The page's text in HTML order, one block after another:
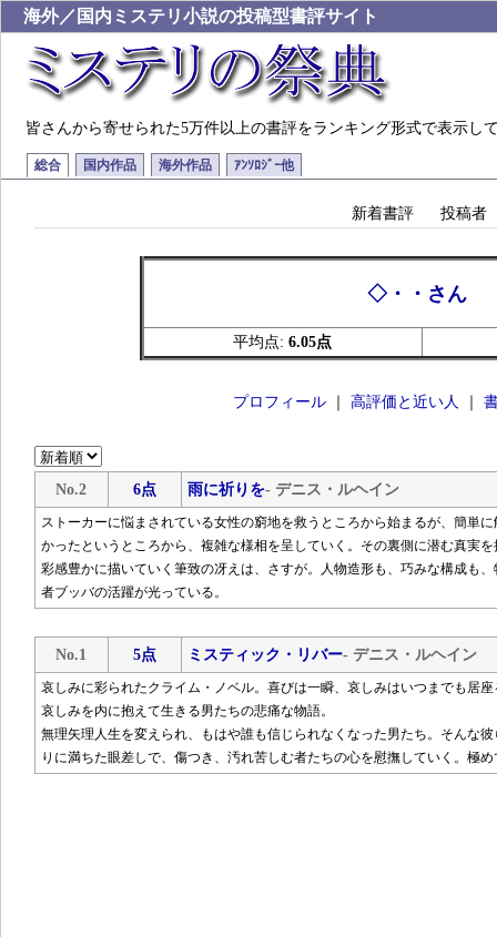
海外／国内ミステリ小説の投稿型書評サイト
皆さんから寄せられた5万件以上の書評をランキング形式で表示し
総合 国内作品 海外作品 ｱﾝｿﾛｼﾞｰ他
新着書評 投稿者
◇・・さん
平均点: 6.05点
プロフィール｜ 高評価と近い人
No.2 6点 雨に祈りを- デニス・ルヘイン
ストーカーに悩まされている女性の窮地を救うところから始まるが、簡単
かったというところから、複雑な様相を呈していく。その裏側に潜む真実
彩感豊かに描いていく筆致の冴えは、さすが。人物造形も、巧みな構成も
者ブッバの活躍が光っている。
No.1 5点 ミスティック・リバー- デニス・ルヘイン
哀しみに彩られたクライム・ノベル。喜びは一瞬、哀しみはいつまでも居
哀しみを内に抱えて生きる男たちの悲痛な物語。
無理矢理人生を変えられ、もはや誰も信じられなくなった男たち。そんな
りに満ちた眼差しで、傷つき、汚れ苦しむ者たちの心を慰撫していく。極